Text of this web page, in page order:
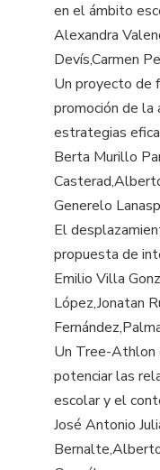
en el ámbito
Alexandra
Devís,Carmen
Un proyecto de
promoción de la
estrategias
Berta Murillo
Generelo
El
propuesta de
Emilio Villa
López,Jonatan
Un Tree-Athlon
potenciar las
escolar y el
José Antonio